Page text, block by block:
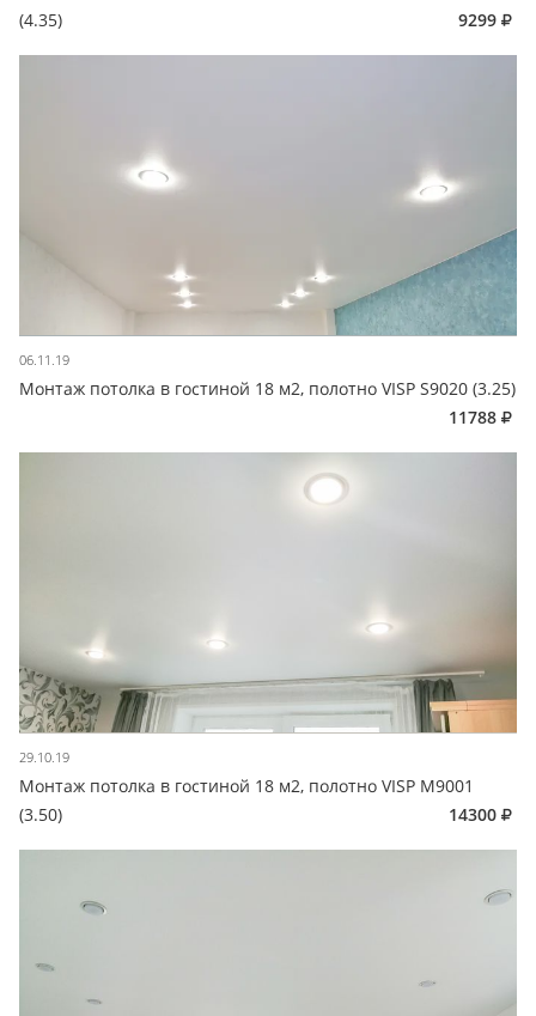
(4.35)
9299
06.11.19
Монтаж потолка в гостиной 18 м2, полотно VISP S9020 (3.25)
11788
29.10.19
Монтаж потолка в гостиной 18 м2, полотно VISP M9001
(3.50)
14300